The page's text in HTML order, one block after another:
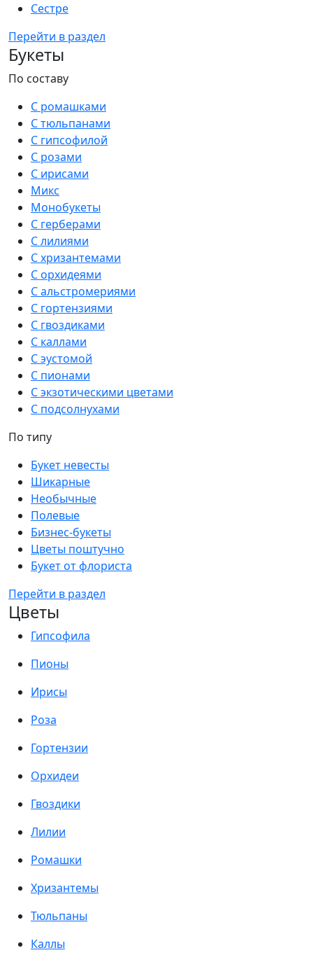
Сестре
Перейти в раздел
Букеты
По составу
С ромашками
С тюльпанами
С гипсофилой
С розами
С ирисами
Микс
Монобукеты
С герберами
С лилиями
С хризантемами
С орхидеями
С альстромериями
С гортензиями
С гвоздиками
С каллами
С эустомой
С пионами
С экзотическими цветами
С подсолнухами
По типу
Букет невесты
Шикарные
Необычные
Полевые
Бизнес-букеты
Цветы поштучно
Букет от флориста
Перейти в раздел
Цветы
Гипсофила
Пионы
Ирисы
Роза
Гортензии
Орхидеи
Гвоздики
Лилии
Ромашки
Хризантемы
Тюльпаны
Каллы